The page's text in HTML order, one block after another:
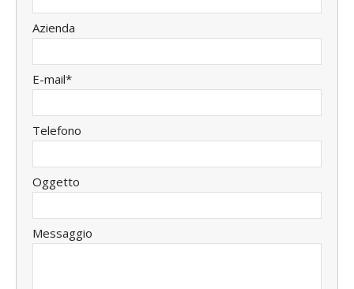
Azienda
E-mail*
Telefono
Oggetto
Messaggio